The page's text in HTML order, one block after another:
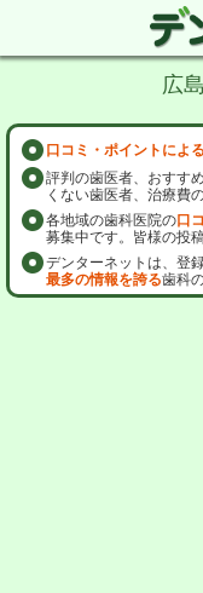
広
口コミ・ポイントによ
評判の歯医者、おすす
くない歯医者、治療費
各地域の歯科医院の口
募集中です。皆様の投
デンターネットは、登
最多の情報を誇る歯科